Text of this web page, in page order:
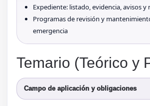
Expediente: listado, evidencia, avisos y
Programas de revisión y
emergencia
Temario (Teórico y
Campo de aplicación y obligaciones